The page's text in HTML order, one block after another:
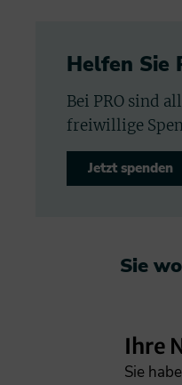
Helfen Sie
Bei PRO sind
freiwillige
Jetzt spenden
Sie
Ihre
Sie